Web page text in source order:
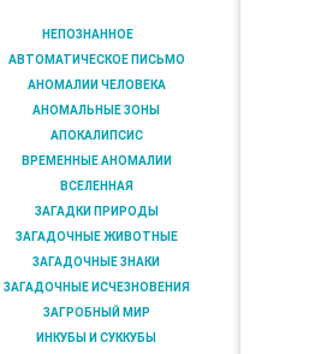
НЕПОЗНАННОЕ
АВТОМАТИЧЕСКОЕ ПИСЬМО
АНОМАЛИИ ЧЕЛОВЕКА
АНОМАЛЬНЫЕ ЗОНЫ
АПОКАЛИПСИС
ВРЕМЕННЫЕ АНОМАЛИИ
ВСЕЛЕННАЯ
ЗАГАДКИ ПРИРОДЫ
ЗАГАДОЧНЫЕ ЖИВОТНЫЕ
ЗАГАДОЧНЫЕ ЗНАКИ
ЗАГАДОЧНЫЕ ИСЧЕЗНОВЕНИЯ
ЗАГРОБНЫЙ МИР
ИНКУБЫ И СУККУБЫ